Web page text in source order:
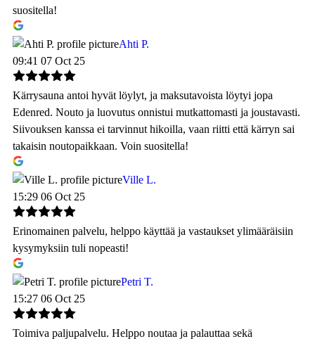
suositella!
Ahti P.
09:41 07 Oct 25
Kärrysauna antoi hyvät löylyt, ja maksutavoista löytyi jopa
Edenred. Nouto ja luovutus onnistui mutkattomasti ja joustavasti.
Siivouksen kanssa ei tarvinnut hikoilla, vaan riitti että kärryn sai
takaisin noutopaikkaan. Voin suositella!
Ville L.
15:29 06 Oct 25
Erinomainen palvelu, helppo käyttää ja vastaukset ylimääräisiin
kysymyksiin tuli nopeasti!
Petri T.
15:27 06 Oct 25
Toimiva paljupalvelu. Helppo noutaa ja palauttaa sekä